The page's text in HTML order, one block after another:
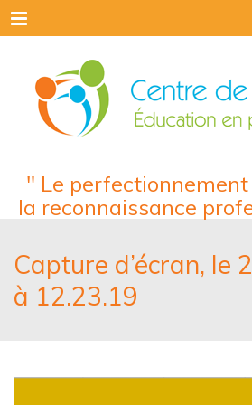
Menu
" Le
la reconnaissance
Capture d’écran, le
à 12.23.19